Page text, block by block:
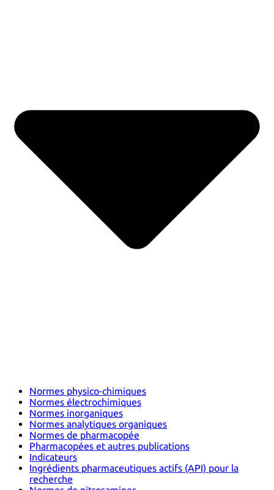
Normes physico-chimiques
Normes électrochimiques
Normes inorganiques
Normes analytiques organiques
Normes de pharmacopée
Pharmacopées et autres publications
Indicateurs
Ingrédients pharmaceutiques actifs (API) pour la
recherche